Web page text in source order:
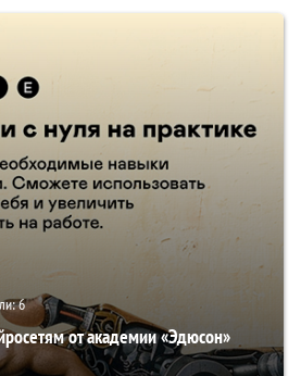
6
от академии «Эдюсон»